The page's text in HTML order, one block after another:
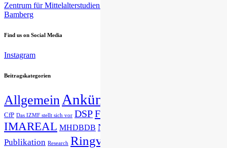
Zentrum für Mittelalterstudien (ZEMAS) an der Universität
Bamberg
Find us on Social Media
Instagram
Beitragskategorien
Allgemein Ankündigungen
CfP Das IZMF stellt sich vor DSPForschung
IMAREAL MHDBDB Nachwuchsnetzwerk
Publikation Research Ringvorlesung